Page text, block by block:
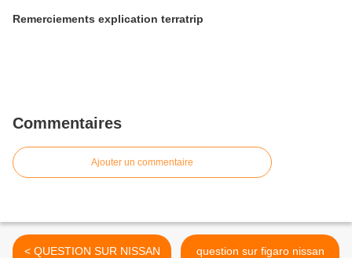
Remerciements explication terratrip
Commentaires
Ajouter un commentaire
< QUESTION SUR NISSAN
question sur figaro nissan